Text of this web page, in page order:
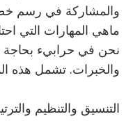
والمشاركة في رسم
ماهي المهارات التي
نحن في حرابيء بحاجة
والخبرات. تشمل هذه
التنسيق والتنظيم